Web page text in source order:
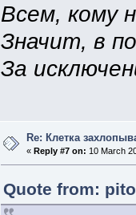
Всем, кому
Значит, в
За
Re: Клетка
«Reply #7 on: 10 March
Quote from: